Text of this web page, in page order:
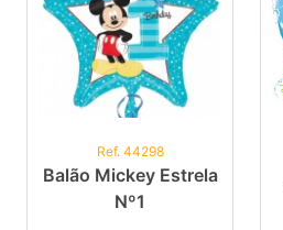
Ref. 44298
Balão Mickey Estrela
Nº1